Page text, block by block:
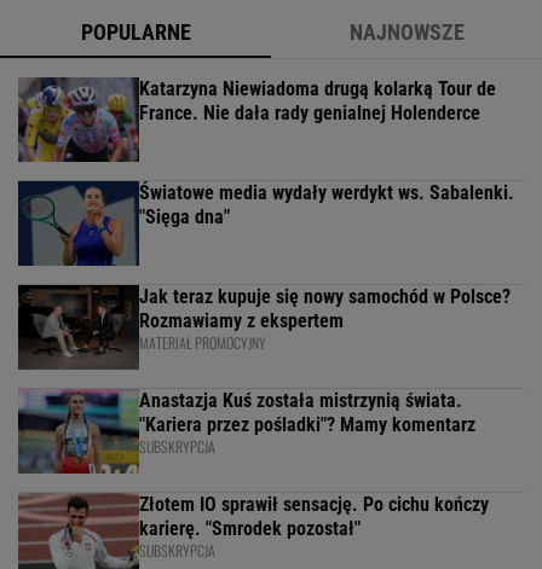
POPULARNE NAJNOWSZE
Katarzyna Niewiadoma drugą kolarką Tour de
France. Nie dała rady genialnej Holenderce
Światowe media wydały werdykt ws. Sabalenki.
"Sięga dna"
Jak teraz kupuje się nowy samochód w Polsce?
Rozmawiamy z ekspertem
MATERIAŁ PROMOCYJNY
Anastazja Kuś została mistrzynią świata.
"Kariera przez pośladki"? Mamy komentarz
SUBSKRYPCJA
Złotem IO sprawił sensację. Po cichu kończy
karierę. "Smrodek pozostał"
SUBSKRYPCJA